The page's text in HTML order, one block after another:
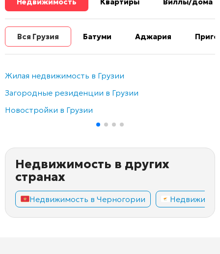
Вся Грузия Батуми Аджария
Жилая недвижимость в Грузии
Загородные резиденции в Грузии
Новостройки в Грузии
Недвижимость в других
странах
Недвижимость в Черногории